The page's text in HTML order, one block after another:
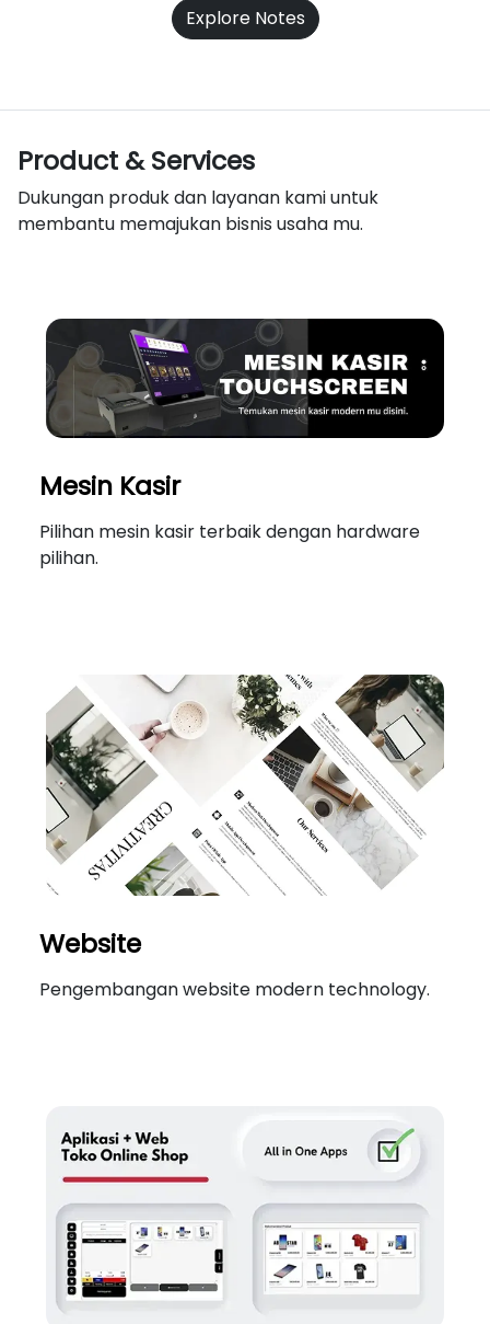
Explore Notes
Product & Services
Dukungan produk dan layanan kami untuk
membantu memajukan bisnis usaha mu.
Mesin Kasir
Pilihan mesin kasir terbaik dengan hardware
pilihan.
Website
Pengembangan website modern technology.